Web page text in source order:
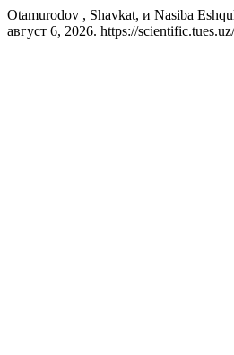
Otamurodov , Shavkat, и Nasiba
август 6, 2026. https://